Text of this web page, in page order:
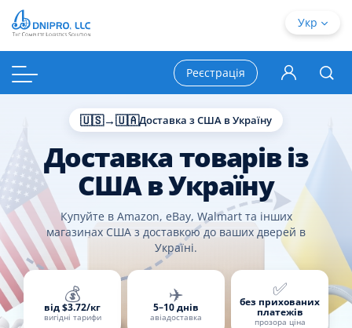
🇺🇸→🇺🇦Доставка з США в Україну
Доставка товарів із
США в Україну
Купуйте в Amazon, eBay, Walmart та інших
магазинах США з доставкою до ваших дверей в
Україні.
💰
від $3.72/кг
вигідні тарифи
✈️
5–10 днів
авіадоставка
✅
без прихованих
платежів
прозора ціна
Укр
Реєстрація